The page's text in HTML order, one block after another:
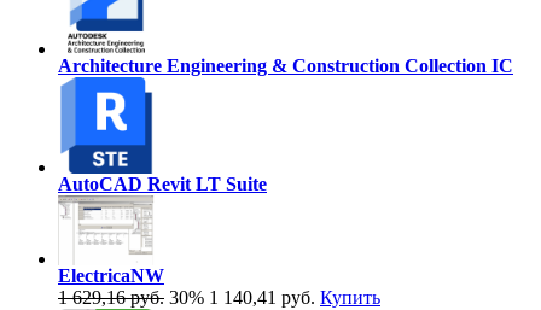
Architecture Engineering & Construction Collection IC
AutoCAD Revit LT Suite
ElectricaNW
1 629,16 руб. 30% 1 140,41 руб. Купить